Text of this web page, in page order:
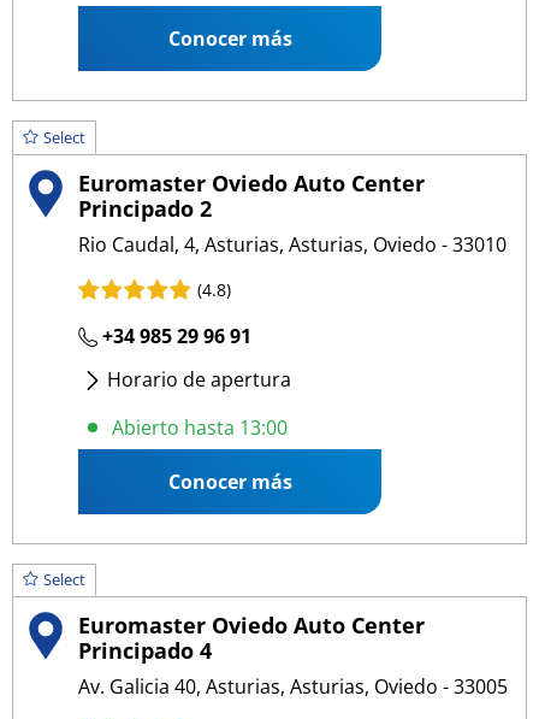
Conocer más
Select
Euromaster Oviedo Auto Center
Principado 2
Rio Caudal, 4, Asturias, Asturias, Oviedo - 33010
(4.8)
+34 985 29 96 91
Horario de apertura
Lunes- Viernes:09:00 13:00
Abierto hasta 13:00
Conocer más
Select
Euromaster Oviedo Auto Center
Principado 4
Av. Galicia 40, Asturias, Asturias, Oviedo - 33005